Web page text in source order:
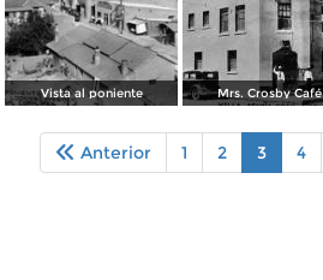
Vista al poniente Mrs. Crosby Café
Anterior 1 2 3 4